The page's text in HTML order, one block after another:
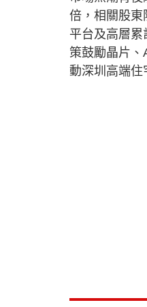
倍，相關股東
平台及高層
策鼓勵晶片
動深圳高端住